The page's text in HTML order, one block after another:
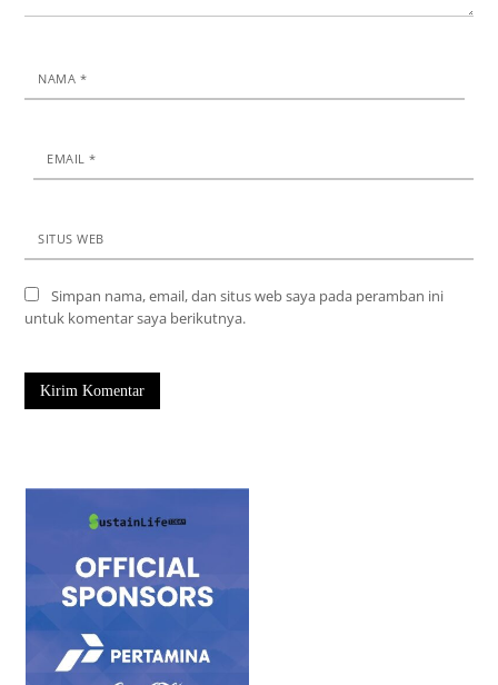
NAMA *
EMAIL*
SITUS WEB
Simpan nama, email, dan situs web saya pada peramban ini
untuk komentar saya berikutnya.